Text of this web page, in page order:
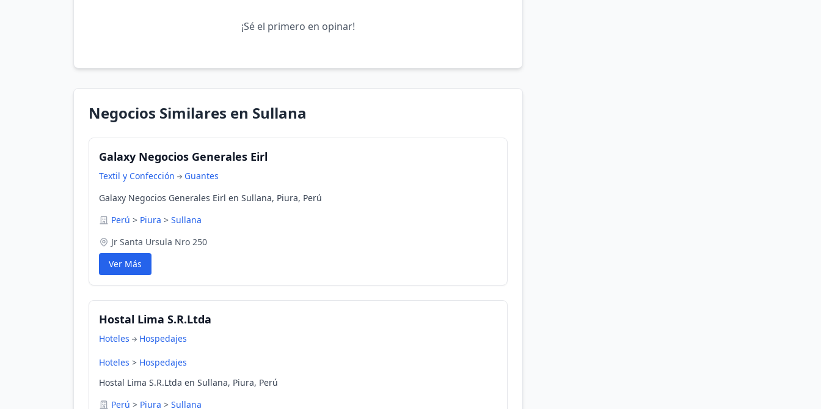
¡Sé el primero en opinar!
Negocios Similares en Sullana
Galaxy Negocios Generales Eirl
Textil y Confección
Guantes
Galaxy Negocios Generales Eirl en Sullana, Piura, Perú
Perú > Piura > Sullana
Jr Santa Ursula Nro 250
Ver Más
Hostal Lima S.R.Ltda
Hoteles Hospedajes
Hoteles > Hospedajes
Hostal Lima S.R.Ltda en Sullana, Piura, Perú
Perú > Piura > Sullana